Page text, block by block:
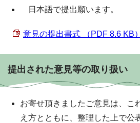
日本語で提出願います。
意見の提出書式 （PDF 8.6 KB）
提出された意見等の取り扱い
お寄せ頂きましたご意見は、こ
え方とともに、整理した上で公